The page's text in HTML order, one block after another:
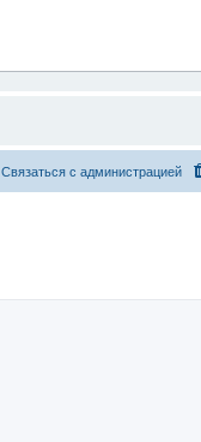
Связаться с администрацией